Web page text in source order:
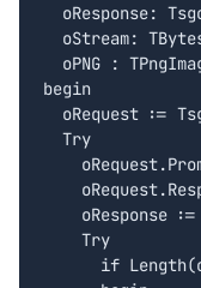
oResponse:
oStream:
oPNG :
begin
oRequest :=
  Try
oResponse
    Try
if